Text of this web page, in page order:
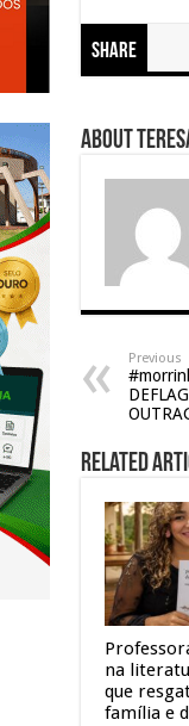
Share
About
Previous
Related
na
que
família e